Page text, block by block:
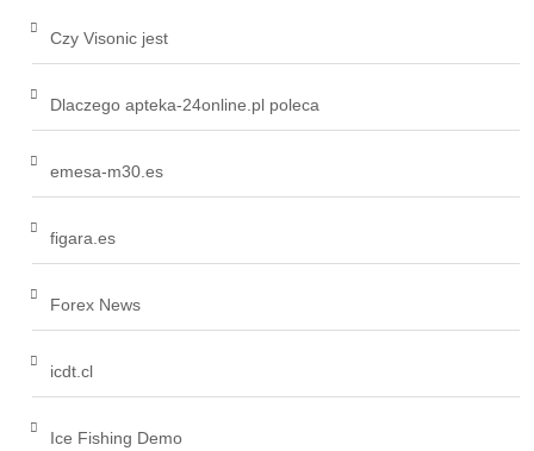
Czy Visonic jest
Dlaczego apteka-24online.pl poleca
emesa-m30.es
figara.es
Forex News
icdt.cl
Ice Fishing Demo